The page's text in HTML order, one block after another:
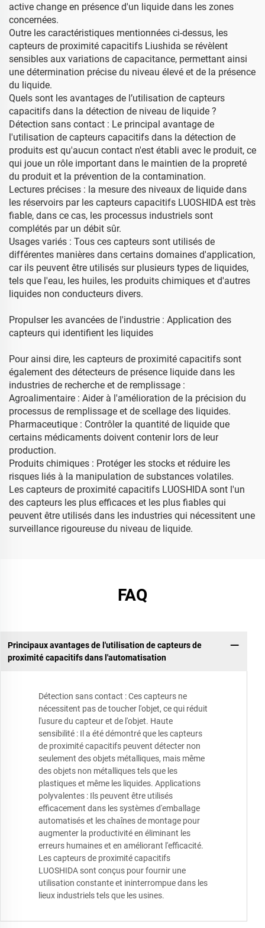
active change en présence d'un liquide dans les zones
concernées.
Outre les caractéristiques mentionnées ci-dessus, les
capteurs de proximité capacitifs Liushida se révèlent
sensibles aux variations de capacitance, permettant ainsi
une détermination précise du niveau élevé et de la présence
du liquide.
Quels sont les avantages de l’utilisation de capteurs
capacitifs dans la détection de niveau de liquide ?
Détection sans contact : Le principal avantage de
l'utilisation de capteurs capacitifs dans la détection de
produits est qu'aucun contact n'est établi avec le produit, ce
qui joue un rôle important dans le maintien de la propreté
du produit et la prévention de la contamination.
Lectures précises : la mesure des niveaux de liquide dans
les réservoirs par les capteurs capacitifs LUOSHIDA est très
fiable, dans ce cas, les processus industriels sont
complétés par un débit sûr.
Usages variés : Tous ces capteurs sont utilisés de
différentes manières dans certains domaines d'application,
car ils peuvent être utilisés sur plusieurs types de liquides,
tels que l'eau, les huiles, les produits chimiques et d'autres
liquides non conducteurs divers.
Propulser les avancées de l'industrie : Application des
capteurs qui identifient les liquides
Pour ainsi dire, les capteurs de proximité capacitifs sont
également des détecteurs de présence liquide dans les
industries de recherche et de remplissage :
Agroalimentaire : Aider à l'amélioration de la précision du
processus de remplissage et de scellage des liquides.
Pharmaceutique : Contrôler la quantité de liquide que
certains médicaments doivent contenir lors de leur
production.
Produits chimiques : Protéger les stocks et réduire les
risques liés à la manipulation de substances volatiles.
Les capteurs de proximité capacitifs LUOSHIDA sont l'un
des capteurs les plus efficaces et les plus fiables qui
peuvent être utilisés dans les industries qui nécessitent une
surveillance rigoureuse du niveau de liquide.
FAQ
Principaux avantages de l'utilisation de capteurs de
proximité capacitifs dans l'automatisation
Détection sans contact : Ces capteurs ne
nécessitent pas de toucher l'objet, ce qui réduit
l'usure du capteur et de l'objet. Haute
sensibilité : Il a été démontré que les capteurs
de proximité capacitifs peuvent détecter non
seulement des objets métalliques, mais même
des objets non métalliques tels que les
plastiques et même les liquides. Applications
polyvalentes : Ils peuvent être utilisés
efficacement dans les systèmes d'emballage
automatisés et les chaînes de montage pour
augmenter la productivité en éliminant les
erreurs humaines et en améliorant l'efficacité.
Les capteurs de proximité capacitifs
LUOSHIDA sont conçus pour fournir une
utilisation constante et ininterrompue dans les
lieux industriels tels que les usines.